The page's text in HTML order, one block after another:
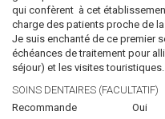
qui confèrent à cet
charge des patients proche de
Je suis enchanté de ce premier
échéances de traitement pour
séjour) et les visites touristiques.
SOINS DENTAIRES (FACULTATIF)
Recommande
Oui